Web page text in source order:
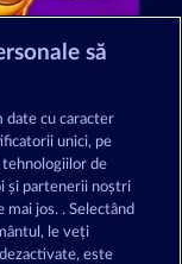
Piggy Coins
Legion Xtreme
să
date cu caracter
unici, pe
de
și partenerii noștri
jos. . Selectând
le veți
este